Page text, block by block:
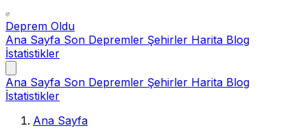
Deprem Oldu
Ana Sayfa Son Depremler Şehirler Harita Blog
İstatistikler
Ana Sayfa Son Depremler Şehirler Harita Blog
İstatistikler
Ana Sayfa